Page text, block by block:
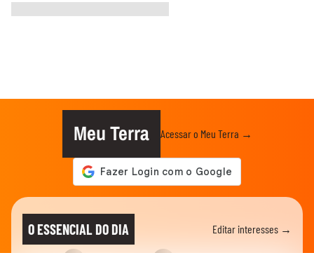
Meu Terra Acessar o Meu Terra →
O ESSENCIAL DO DIA Editar interesses →